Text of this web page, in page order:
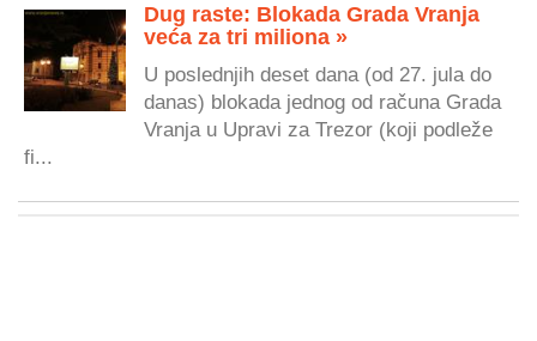
Dug raste: Blokada Grada Vranja
veća za tri miliona »
U poslednjih deset dana (od 27. jula do
danas) blokada jednog od računa Grada
Vranja u Upravi za Trezor (koji podleže
fi...